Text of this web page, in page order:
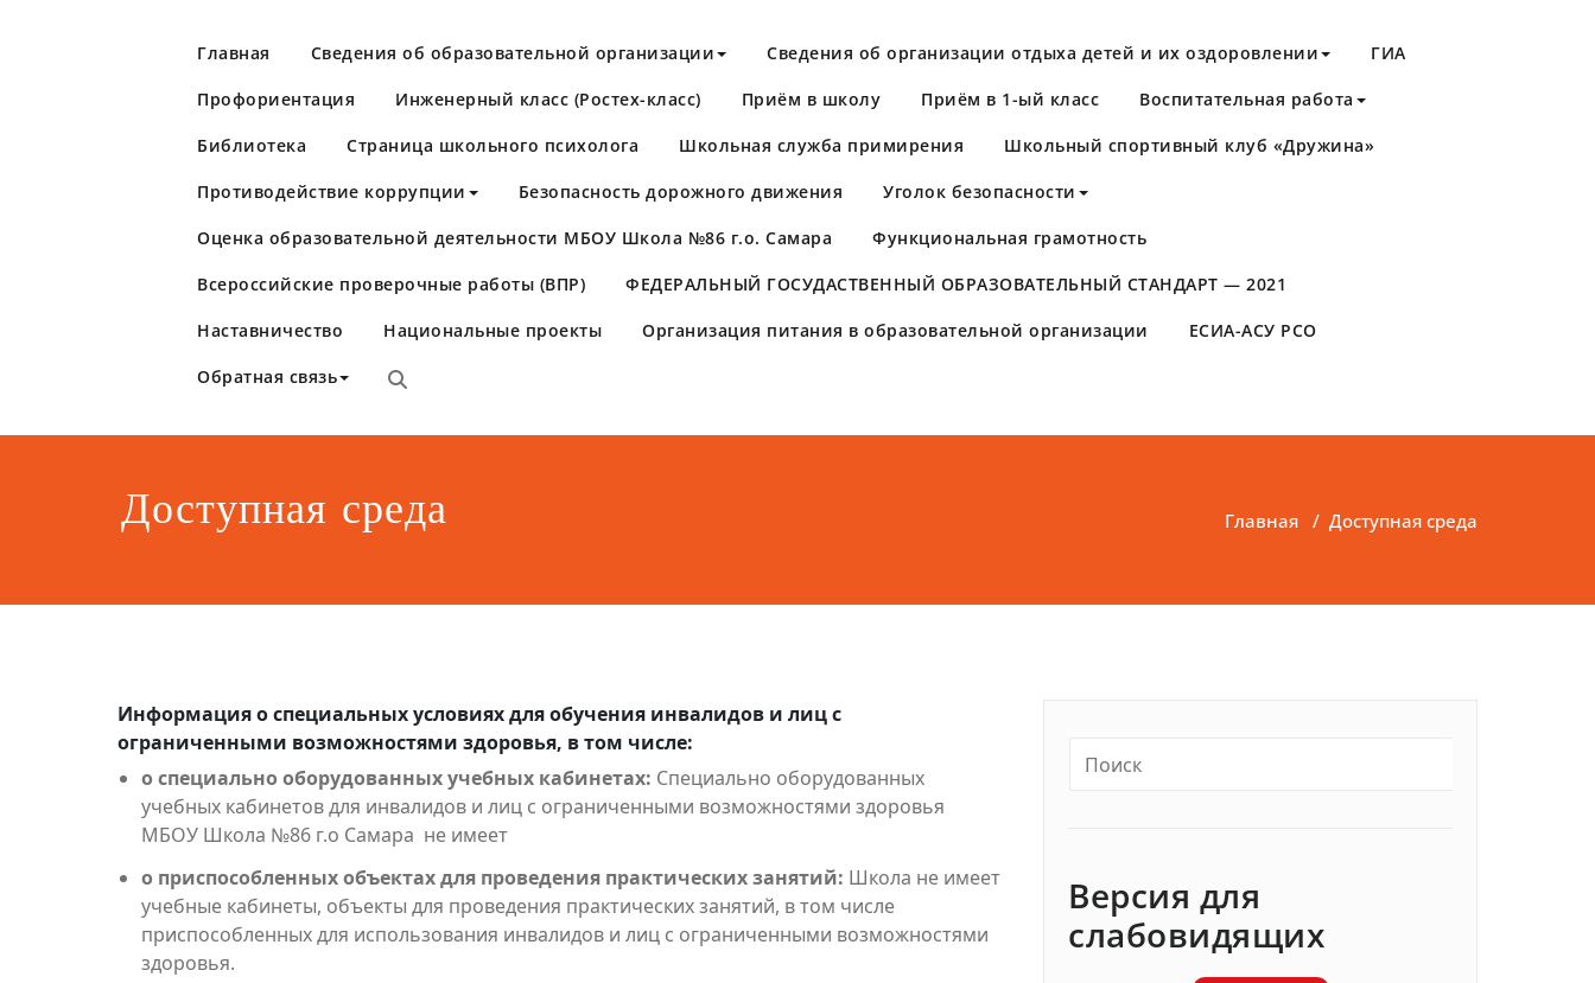
Школа №86
Главная Сведения об образовательной организации Сведения об организации отдыха детей и их оздоровлении ГИА
Профориентация Инженерный класс (Ростех-класс) Приём в школу Приём в 1-ый класс Воспитательная работа
Библиотека Страница школьного психолога Школьная служба примирения Школьный спортивный клуб «Дружина»
Противодействие коррупции Безопасность дорожного движения Уголок безопасности
Оценка образовательной деятельности МБОУ Школа №86 г.о. Самара Функциональная грамотность
Всероссийские проверочные работы (ВПР) ​ФЕДЕРАЛЬНЫЙ ГОСУДАСТВЕННЫЙ ОБРАЗОВАТЕЛЬНЫЙ СТАНДАРТ — 2021
Наставничество Национальные проекты Организация питания в образовательной организации ЕСИА-АСУ РСО
Обратная связь
Доступная среда Главная / Доступная среда
Информация о специальных условиях для обучения инвалидов и лиц с
ограниченными возможностями здоровья, в том числе:
о специально оборудованных учебных кабинетах: Специально оборудованных
учебных кабинетов для инвалидов и лиц с ограниченными возможностями здоровья
МБОУ Школа №86 г.о Самара не имеет
о приспособленных объектах для проведения практических занятий: Школа не имеет
учебные кабинеты, объекты для проведения практических занятий, в том числе
приспособленных для использования инвалидов и лиц с ограниченными возможностями
здоровья.
Версия для
слабовидящих